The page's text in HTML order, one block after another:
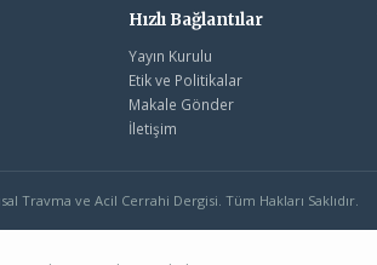
Hızlı Bağlantılar
Yayın Kurulu
Etik ve Politikalar
Makale Gönder
İletişim
Travma ve Acil Cerrahi Dergisi. Tüm Hakları Saklıdır.